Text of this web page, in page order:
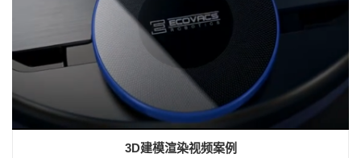
3D建模渲染视频案例